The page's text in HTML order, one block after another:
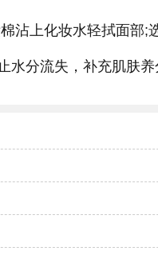
沾上化妆水轻拭面部;
水分流失，补充肌肤养